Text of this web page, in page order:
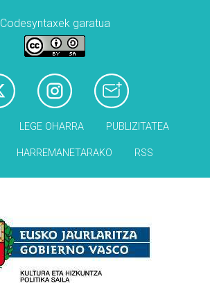
Codesyntaxek garatua
LEGE OHARRA PUBLIZITATEA
HARREMANETARAKO RSS